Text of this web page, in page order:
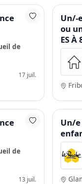
de
17 juil.
Un/-
ou
ES À
de
13 juil.
Un/